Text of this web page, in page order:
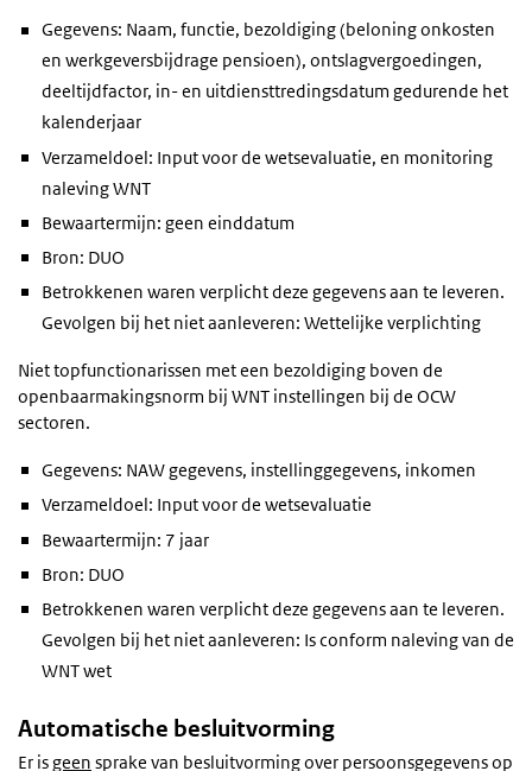
Gegevens: Naam, functie, bezoldiging (beloning onkosten
en werkgeversbijdrage pensioen), ontslagvergoedingen,
deeltijdfactor, in- en uitdiensttredingsdatum gedurende het
kalenderjaar
Verzameldoel: Input voor de wetsevaluatie, en monitoring
naleving WNT
Bewaartermijn: geen einddatum
Bron: DUO
Betrokkenen waren verplicht deze gegevens aan te leveren.
Gevolgen bij het niet aanleveren: Wettelijke verplichting
Niet topfunctionarissen met een bezoldiging boven de
openbaarmakingsnorm bij WNT instellingen bij de OCW
sectoren.
Gegevens: NAW gegevens, instellinggegevens, inkomen
Verzameldoel: Input voor de wetsevaluatie
Bewaartermijn: 7 jaar
Bron: DUO
Betrokkenen waren verplicht deze gegevens aan te leveren.
Gevolgen bij het niet aanleveren: Is conform naleving van de
WNT wet
Automatische besluitvorming
Er isgeen sprake van besluitvorming over persoonsgegevens op